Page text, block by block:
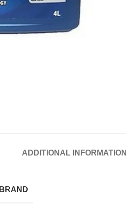
ADDITIONAL INFORMATION
BRAND